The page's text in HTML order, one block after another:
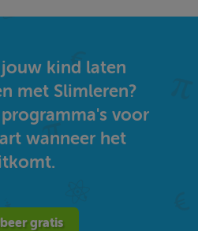
kind laten
met Slimleren?
voor
wanneer het
gratis